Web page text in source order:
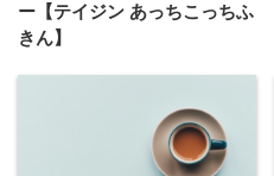
ー【テイジン あっちこっちふ
きん】